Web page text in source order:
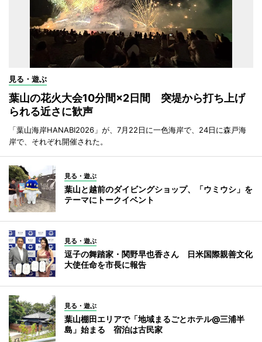
見る・遊ぶ
葉山の花火大会10分間×2日間 突堤から打ち上げ
られる近さに歓声
「葉山海岸HANABI2026」が、7月22日に一色海岸で、24日に森戸海
岸で、それぞれ開催された。
見る・遊ぶ
葉山と越前のダイビングショップ、「ウミウシ」を
テーマにトークイベント
見る・遊ぶ
逗子の舞踏家・関野早也香さん 日米国際親善文化
大使任命を市長に報告
見る・遊ぶ
葉山棚田エリアで「地域まるごとホテル@三浦半
島」始まる 宿泊は古民家